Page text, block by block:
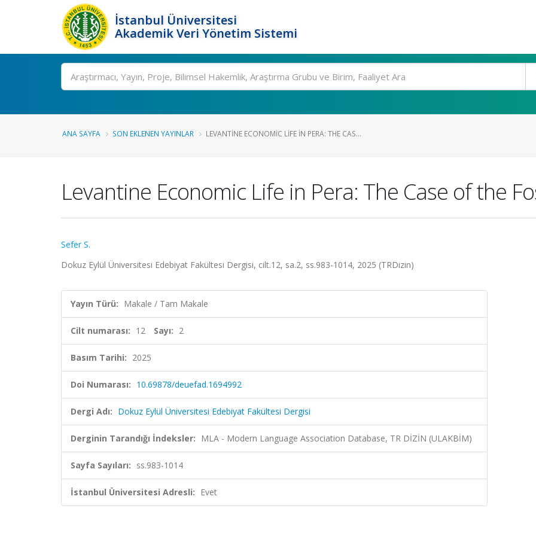
İstanbul Üniversitesi
Akademik Veri Yönetim Sistemi
Ara
ANA SAYFA SON EKLENEN YAYINLAR LEVANTINE ECONOMIC LIFE IN PERA: THE CAS...
Levantine Economic Life in Pera: The Case of the
Sefer S.
Dokuz Eylül Üniversitesi Edebiyat Fakültesi Dergisi, cilt.12, sa.2, ss.983-1014, 2025 (TRDizin)
Yayın Türü: Makale / Tam Makale
Cilt numarası: 12 Sayı: 2
Basım Tarihi: 2025
Doi Numarası: 10.69878/deuefad.1694992
Dergi Adı: Dokuz Eylül Üniversitesi Edebiyat Fakültesi Dergisi
Derginin Tarandığı İndeksler: MLA - Modern Language Association Database, TR DİZİN (ULAKBİM)
Sayfa Sayıları: ss.983-1014
İstanbul Üniversitesi Adresli: Evet